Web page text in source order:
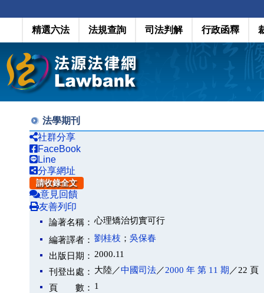
精選六法 法規查詢 司法判解 行政函釋
法學期刊
社群分享
FaceBook
Line
分享網址
請收錄全文
意見回饋
友善列印
論著名稱： 心理矯治切實可行
編著譯者： 劉桂枝 ； 吳保春
出版日期： 2000.11
刊登出處： 大陸／中國司法／2000 年 第 11 期 ／22 頁
頁 數： 1